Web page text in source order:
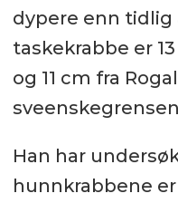
dypere enn
taskekrabbe er
og 11 cm fra
Han har
hunnkrabbene